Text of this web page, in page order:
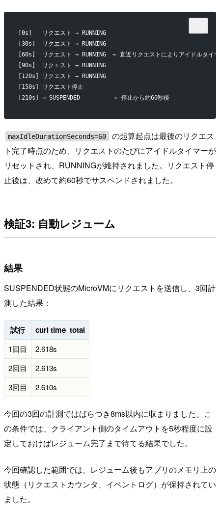
[0s]   リクエスト → RUNNING
[30s]  リクエスト → RUNNING
[60s]  リクエスト → RUNNING  ← 直近リクエストによりアイドルタイマ
[90s]  リクエスト → RUNNING
[120s] リクエスト → RUNNING
[150s] リクエスト停止
[210s] → SUSPENDED          ← 停止から約60秒後
maxIdleDurationSeconds=60
の起算起点は最後のリクエス
ト完了時点のため、リクエストのたびにアイドルタイマーが
リセットされ、RUNNINGが維持されました。リクエスト停
止後は、改めて約60秒でサスペンドされました。
検証3: 自動レジューム
結果
SUSPENDED状態のMicroVMにリクエストを送信し、3回計
測した結果：
試行 curl time_total
1回目
2.618s
2回目
2.613s
3回目
2.610s
今回の3回の計測ではばらつき8ms以内に収まりました。こ
の条件では、クライアント側のタイムアウトを5秒程度に設
定しておけばレジューム完了まで待てる結果でした。
今回確認した範囲では、レジューム後もアプリのメモリ上の
状態（リクエストカウンタ、イベントログ）が保持されてい
ました。